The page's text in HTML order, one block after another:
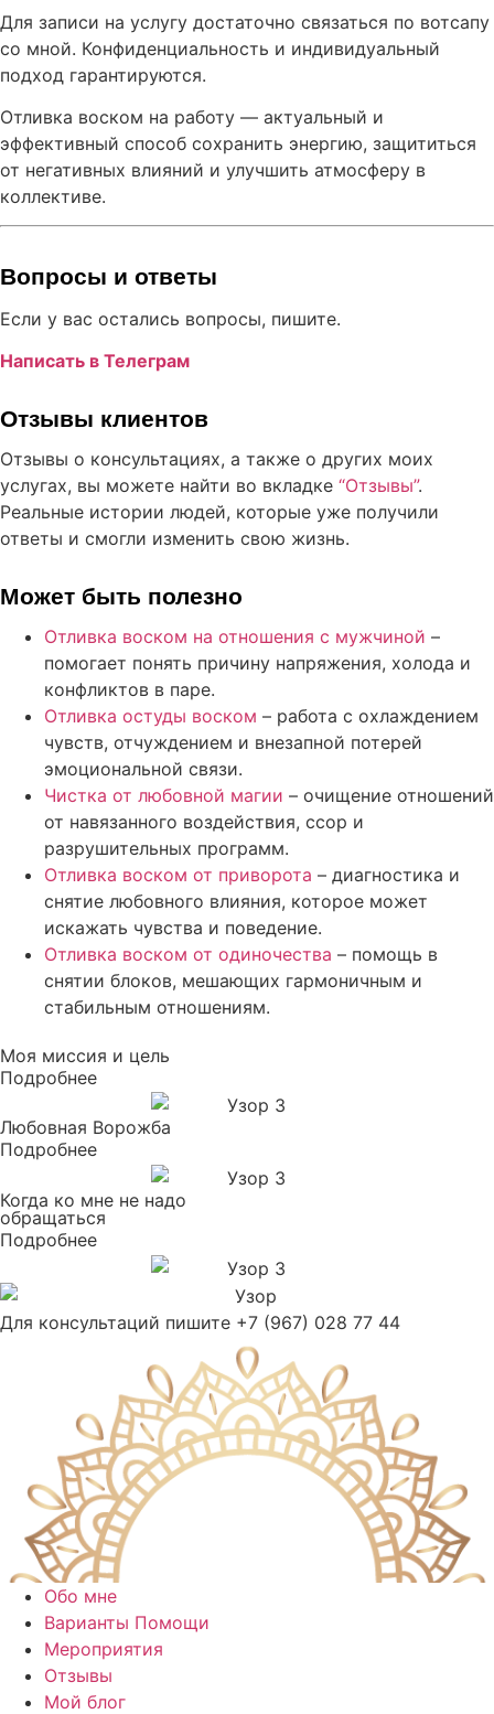
Для записи на услугу достаточно связаться по вотсапу
со мной. Конфиденциальность и индивидуальный
подход гарантируются.
Отливка воском на работу — актуальный и
эффективный способ сохранить энергию, защититься
от негативных влияний и улучшить атмосферу в
коллективе.
Вопросы и ответы
Если у вас остались вопросы, пишите.
Написать в Телеграм
Отзывы клиентов
Отзывы о консультациях, а также о других моих
услугах, вы можете найти во вкладке “Отзывы”.
Реальные истории людей, которые уже получили
ответы и смогли изменить свою жизнь.
Может быть полезно
Отливка воском на отношения с мужчиной –
помогает понять причину напряжения, холода и
конфликтов в паре.
Отливка остуды воском – работа с охлаждением
чувств, отчуждением и внезапной потерей
эмоциональной связи.
Чистка от любовной магии – очищение отношений
от навязанного воздействия, ссор и
разрушительных программ.
Отливка воском от приворота – диагностика и
снятие любовного влияния, которое может
искажать чувства и поведение.
Отливка воском от одиночества – помощь в
снятии блоков, мешающих гармоничным и
стабильным отношениям.
Моя миссия и цель
Подробнее
Любовная Ворожба
Подробнее
Когда ко мне не надо
обращаться
Подробнее
Для консультаций пишите +7 (967) 028 77 44
Обо мне
Варианты Помощи
Мероприятия
Отзывы
Мой блог